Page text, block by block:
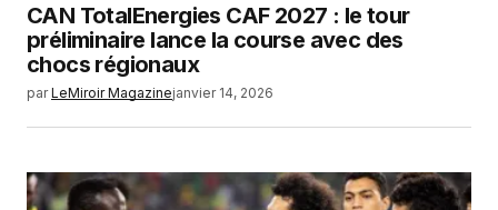
CAN TotalEnergies CAF 2027 : le tour
préliminaire lance la course avec des
chocs régionaux
par LeMiroir Magazinejanvier 14, 2026